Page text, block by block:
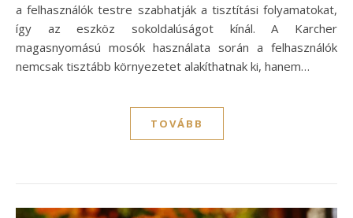
a felhasználók testre szabhatják a tisztítási folyamatokat,
így az eszköz sokoldalúságot kínál. A Karcher
magasnyomású mosók használata során a felhasználók
nemcsak tisztább környezetet alakíthatnak ki, hanem…
TOVÁBB